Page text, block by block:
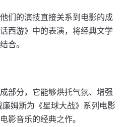
们的演技直接关系到电影的成
西游》中的表演，将经典文学
合。
部分，它能够烘托气氛、增强
廉姆斯为《星球大战》系列电影
影音乐的经典之作。